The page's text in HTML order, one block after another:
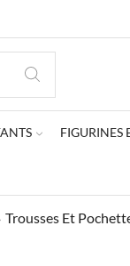
FIGURINES
Trousses Et